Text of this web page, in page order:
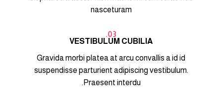
nasceturam
03.
VESTIBULUM CUBILIA
Gravida morbi platea at arcu convallis a id id
suspendisse parturient adipiscing vestibulum.
Praesent interdu.